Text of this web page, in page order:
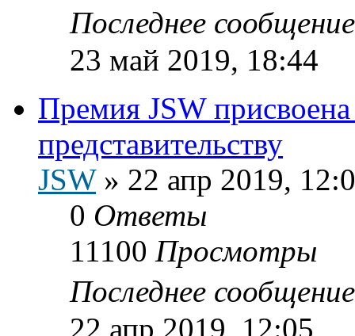
Последнее
23 май 2019, 18:44
Премия JSW
представительству
JSW» 22 апр 2019,
0 Ответы
11100 Просмотры
Последнее
22 апр 2019, 12:05